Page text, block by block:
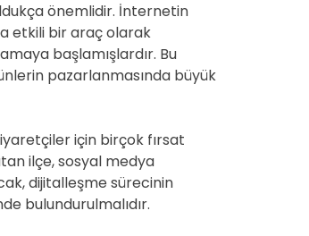
önemlidir. İnternetin
etkili bir araç olarak
başlamışlardır. Bu
pazarlanmasında büyük
için birçok fırsat
ilçe, sosyal medya
dijitalleşme sürecinin
bulundurulmalıdır.